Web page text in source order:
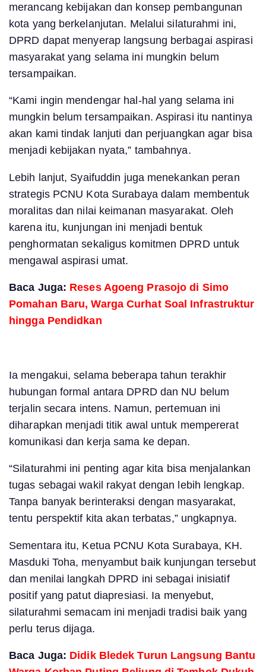
merancang kebijakan dan konsep pembangunan
kota yang berkelanjutan. Melalui silaturahmi ini,
DPRD dapat menyerap langsung berbagai aspirasi
masyarakat yang selama ini mungkin belum
tersampaikan.
“Kami ingin mendengar hal-hal yang selama ini
mungkin belum tersampaikan. Aspirasi itu nantinya
akan kami tindak lanjuti dan perjuangkan agar bisa
menjadi kebijakan nyata,” tambahnya.
Lebih lanjut, Syaifuddin juga menekankan peran
strategis PCNU Kota Surabaya dalam membentuk
moralitas dan nilai keimanan masyarakat. Oleh
karena itu, kunjungan ini menjadi bentuk
penghormatan sekaligus komitmen DPRD untuk
mengawal aspirasi umat.
Baca Juga: Reses Agoeng Prasojo di Simo
Pomahan Baru, Warga Curhat Soal Infrastruktur
hingga Pendidkan
Ia mengakui, selama beberapa tahun terakhir
hubungan formal antara DPRD dan NU belum
terjalin secara intens. Namun, pertemuan ini
diharapkan menjadi titik awal untuk mempererat
komunikasi dan kerja sama ke depan.
“Silaturahmi ini penting agar kita bisa menjalankan
tugas sebagai wakil rakyat dengan lebih lengkap.
Tanpa banyak berinteraksi dengan masyarakat,
tentu perspektif kita akan terbatas,” ungkapnya.
Sementara itu, Ketua PCNU Kota Surabaya, KH.
Masduki Toha, menyambut baik kunjungan tersebut
dan menilai langkah DPRD ini sebagai inisiatif
positif yang patut diapresiasi. Ia menyebut,
silaturahmi semacam ini menjadi tradisi baik yang
perlu terus dijaga.
Baca Juga: Didik Bledek Turun Langsung Bantu